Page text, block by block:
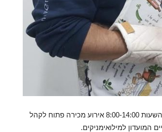
מועדון הכושר "קולנוע פאר" יקיים בחמישי ושישי 29-30.5.2025 בין השעות 8:00-14:00 אירוע מכירה פתוח לקהל
המועדון למילואימניקים.